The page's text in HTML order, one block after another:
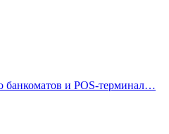
банкоматов и POS-терминал…